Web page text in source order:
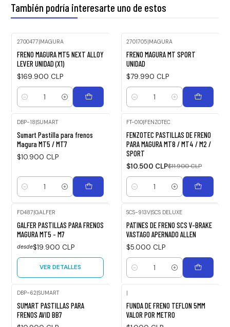
También podría interesarte uno de estos
2700477|MAGURA
FRENO MAGURA MT5 NEXT ALLOY
LEVER UNIDAD (X1)
$169.900 CLP
Cantidad
2701705|MAGURA
FRENO MAGURA MT SPORT
UNIDAD
$79.990 CLP
Cantidad
DBP-18 SUMART
Sumart Pastilla para frenos
Magura MT5 / MT7
$10.900 CLP
Cantidad
-12%
OFF
FT-010 FENZOTEC
FENZOTEC PASTILLAS DE FRENO
PARA MAGURA MT8 / MT4 / M2 /
SPORT
$10.500 CLP$11.900 CLP
Cantidad
FD487|GALFER
GALFER PASTILLAS PARA FRENOS
MAGURA MT5 - M7
desde$19.900 CLP
VER DETALLES
SCS-913V|SCS DELUXE
PATINES DE FRENO SCS V-BRAKE
VASTAGO APERNADO ALLEN
$5.000 CLP
Cantidad
DBP-62| SUMART
SUMART PASTILLAS PARA
FRENOS AVID BB7
FUNDA DE FRENO TEFLON 5MM
VALOR POR METRO